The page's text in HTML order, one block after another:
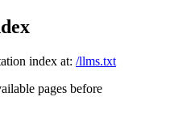
index at: /llms.txt
pages before